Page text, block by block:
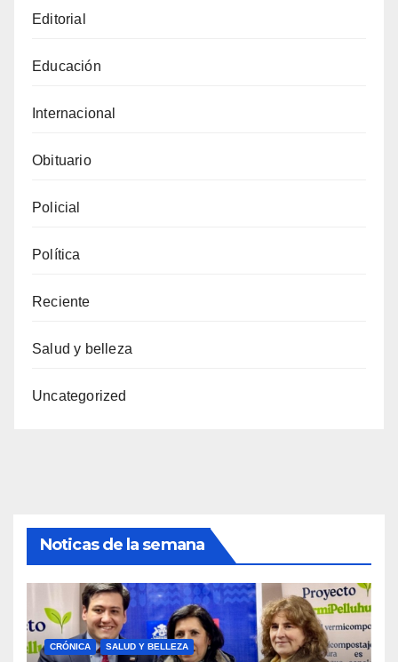
Editorial
Educación
Internacional
Obituario
Policial
Política
Reciente
Salud y belleza
Uncategorized
Noticas de la semana
CRÓNICA SALUD Y BELLEZA